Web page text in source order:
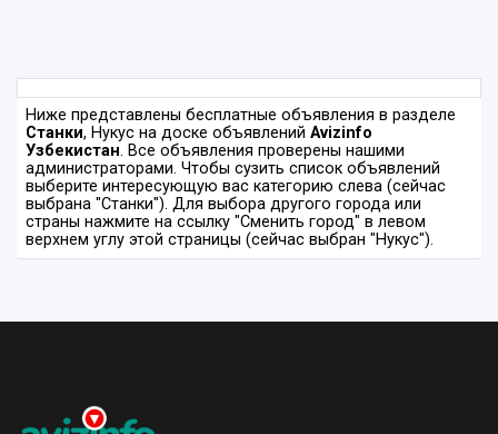
Ниже представлены бесплатные объявления в разделе
Станки, Нукус на доске объявлений Avizinfo
Узбекистан. Все объявления проверены нашими
администраторами. Чтобы сузить список объявлений
выберите интересующую вас категорию слева (сейчас
выбрана "Станки"). Для выбора другого города или
страны нажмите на ссылку "Сменить город" в левом
верхнем углу этой страницы (сейчас выбран "Нукус").